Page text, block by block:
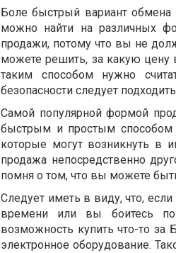
Боле быстрый вариант
можно найти на различных
продажи, потому что вы не
можете решить, за какую цену
таким способом нужно
безопасности следует
Самой популярной формой
быстрым и простым способом
которые могут возникнуть в
продажа непосредственно
помня о том, что вы можете
Следует иметь в виду, что,
времени или вы боитесь
возможность купить что-то
электронное оборудование.